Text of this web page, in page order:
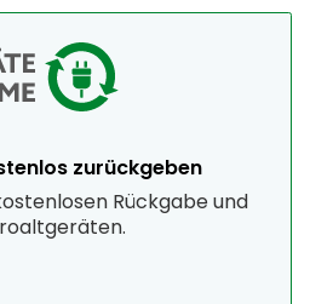
zurückgeben
Rückgabe und